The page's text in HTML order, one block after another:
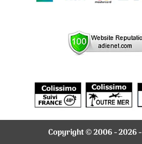
Copyright © 2006 - 2026 -